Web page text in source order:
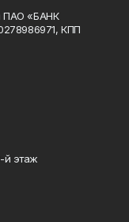
ПАО «БАНК
КПП
й этаж